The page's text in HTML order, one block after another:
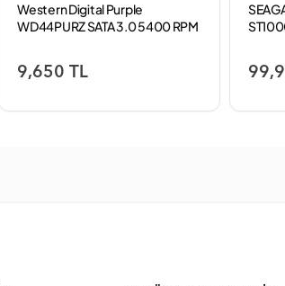
Western Digital Purple
WD44PURZ SATA 3.0 5400 RPM
9,650 TL